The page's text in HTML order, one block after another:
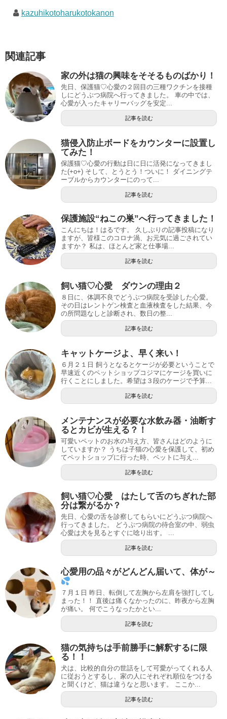
kazuhikotoharukotokanon
関連記事
家の外は猫の興味をそそるものばかり！
先日、保護猫♡心愛の２回目の三種ワクチンを接種
しにどうぶつ病院へ行ってきました。 車の中では、
心愛が入ったキャリーバッグを安定...
記事を読む
猫侵入防止ボードをカウンターに設置し
てみた！
保護猫♡心愛の行動は日に日に活発になってきまし
た(+o+) そして、とうとう！ついに！ ダイニングテ
ーブルからカウンターにのって...
記事を読む
保護施設“ねこの巣”へ行ってきました！
こんにちは！はるです。 久しぶりの記事投稿になり
ますが、皆様このコロナ渦、お元気に過ごされてい
ますか？ 私は、ほとんど家と仕事場...
記事を読む
飼い猫♡心愛 ダウンの理由２
８日に、体調不良でどうぶつ病院を受診した心愛。
その日はレントゲン検査と血液検査をした結果、今
の所問題なしと診断され、数日の整...
記事を読む
キャットケージよ、早く来い！
６月２１日 飼うとなるとケージが必要ということで
早速近くのペットショップコジマにケージを買いに
行くことにしました。希望は３段のケージで予算...
記事を読む
メンテナンスが必要な水飲み器・油断す
るとカビが生える？！
可愛いペットのお水の与え方、皆さんはどのように
していますか？ うちは子猫の心愛を保護して、初め
てペットショップに行った時、ペットに与え...
記事を読む
飼い猫♡心愛 はたして舌のちぎれた部
分は繋がるか？
先日、心愛の舌を診察してもらいにどうぶつ病院へ
行ってきました。 どうぶつ病院の待合室の中、弱虫
心愛は犬を見るとすぐに唸り出す。 ...
記事を読む
心愛用の品々がどんどん届いて、体が～
７月１日 昨日、転倒して左胸から左肩を強打してし
まった！！ 直後は痛くなかったのに、昨夜から左胸
が痛い。 何でこうなったかとい...
記事を読む
猫の気持ちは手前勝手に解釈するに限
る！！
犬は、比較的自分の世話をして可愛がってくれる人
に従おうとするし、家の人にそれぞれ順位をつける
と聞くけど、猫は違うなと思います。 ここか...
記事を読む